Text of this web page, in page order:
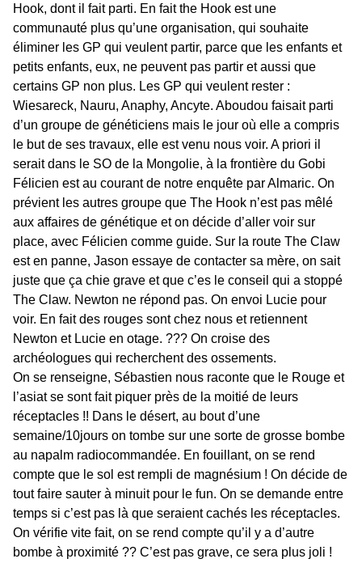
Hook, dont il fait parti. En fait the Hook est une
communauté plus qu’une organisation, qui souhaite
éliminer les GP qui veulent partir, parce que les enfants et
petits enfants, eux, ne peuvent pas partir et aussi que
certains GP non plus. Les GP qui veulent rester :
Wiesareck, Nauru, Anaphy, Ancyte. Aboudou faisait parti
d’un groupe de généticiens mais le jour où elle a compris
le but de ses travaux, elle est venu nous voir. A priori il
serait dans le SO de la Mongolie, à la frontière du Gobi
Félicien est au courant de notre enquête par Almaric. On
prévient les autres groupe que The Hook n’est pas mêlé
aux affaires de génétique et on décide d’aller voir sur
place, avec Félicien comme guide. Sur la route The Claw
est en panne, Jason essaye de contacter sa mère, on sait
juste que ça chie grave et que c’es le conseil qui a stoppé
The Claw. Newton ne répond pas. On envoi Lucie pour
voir. En fait des rouges sont chez nous et retiennent
Newton et Lucie en otage. ??? On croise des
archéologues qui recherchent des ossements.
On se renseigne, Sébastien nous raconte que le Rouge et
l’asiat se sont fait piquer près de la moitié de leurs
réceptacles !! Dans le désert, au bout d’une
semaine/10jours on tombe sur une sorte de grosse bombe
au napalm radiocommandée. En fouillant, on se rend
compte que le sol est rempli de magnésium ! On décide de
tout faire sauter à minuit pour le fun. On se demande entre
temps si c’est pas là que seraient cachés les réceptacles.
On vérifie vite fait, on se rend compte qu’il y a d’autre
bombe à proximité ?? C’est pas grave, ce sera plus joli !